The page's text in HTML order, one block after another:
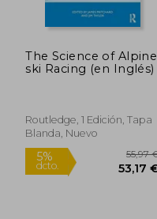
5%
dcto.
The Science of Alpine
ski Racing (en Inglés)
Routledge, 1 Edición, Tapa
Blanda, Nuevo